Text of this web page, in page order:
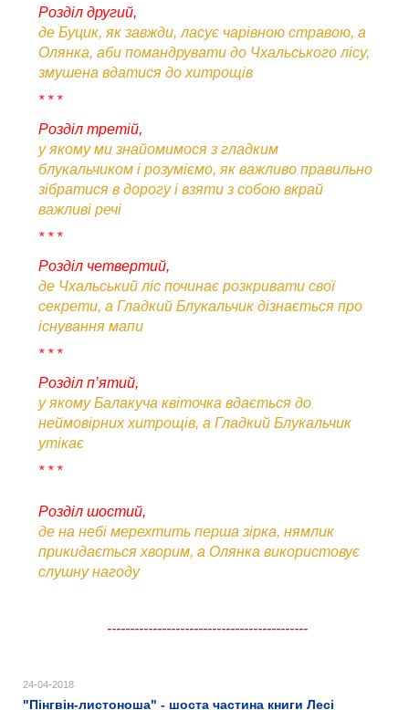
Розділ другий,
де Буцик, як завжди, ласує чарівною стравою, а
Олянка, аби помандрувати до Чхальського лісу,
змушена вдатися до хитрощів
* * *
Розділ третій,
у якому ми знайомимося з гладким
блукальчиком і розуміємо, як важливо правильно
зібратися в дорогу і взяти з собою вкрай
важливі речі
* * *
Розділ четвертий,
де Чхальський ліс починає розкривати свої
секрети, а Гладкий Блукальчик дізнається про
існування мапи
* * *
Розділ п’ятий,
у якому Балакуча квіточка вдається до
неймовірних хитрощів, а Гладкий Блукальчик
утікає
* * *
Розділ шостий,
де на небі мерехтить перша зірка, нямлик
прикидається хворим, а Олянка використовує
слушну нагоду
--------------------------------------------
24-04-2018
"Пінгвін-листоноша" - шоста частина книги Лесі